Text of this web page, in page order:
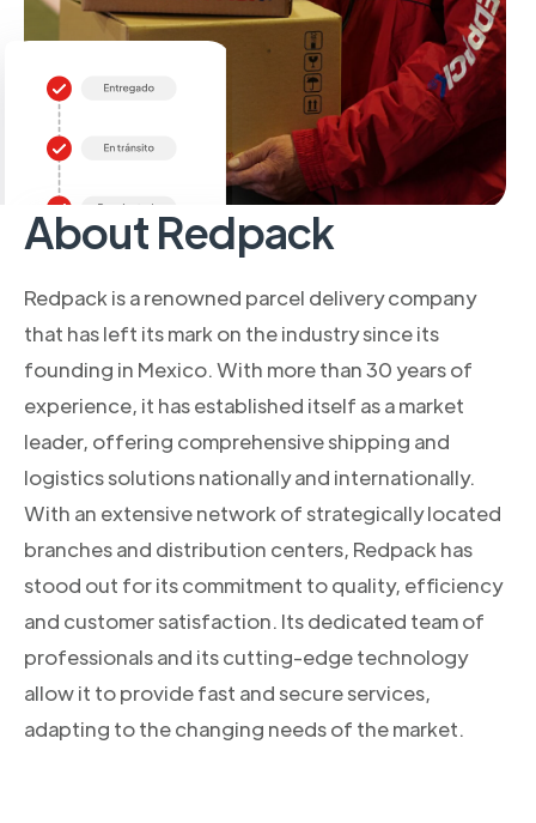
About Redpack
Redpack is a renowned parcel delivery company
that has left its mark on the industry since its
founding in Mexico. With more than 30 years of
experience, it has established itself as a market
leader, offering comprehensive shipping and
logistics solutions nationally and internationally.
With an extensive network of strategically located
branches and distribution centers, Redpack has
stood out for its commitment to quality, efficiency
and customer satisfaction. Its dedicated team of
professionals and its cutting-edge technology
allow it to provide fast and secure services,
adapting to the changing needs of the market.